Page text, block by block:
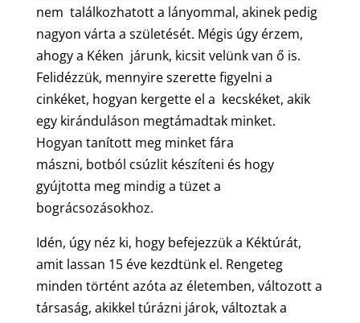
nem találkozhatott a lányommal, akinek pedig
nagyon várta a születését. Mégis úgy érzem,
ahogy a Kéken járunk, kicsit velünk van ő is.
Felidézzük, mennyire szerette figyelni a
cinkéket, hogyan kergette el a kecskéket, akik
egy kiránduláson megtámadtak minket.
Hogyan tanított meg minket fára
mászni, botból csúzlit készíteni és hogy
gyújtotta meg mindig a tüzet a
bográcsozásokhoz.
Idén, úgy néz ki, hogy befejezzük a Kéktúrát,
amit lassan 15 éve kezdtünk el. Rengeteg
minden történt azóta az életemben, változott a
társaság, akikkel túrázni járok, változtak a